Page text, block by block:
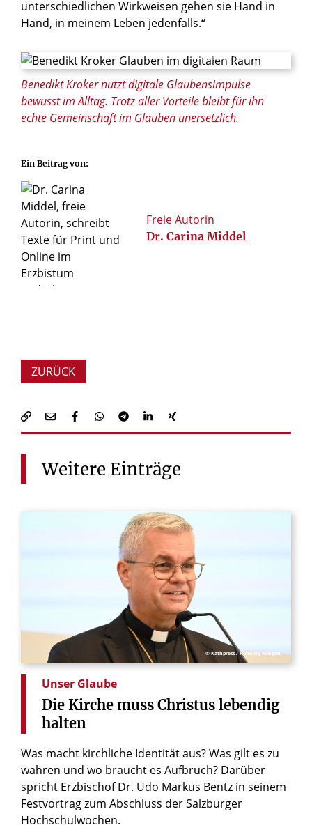
© Ralf Litera / Erzbistum Paderborn
Benedikt Kroker nutzt digitale Glaubensimpulse
bewusst im Alltag. Trotz aller Vorteile bleibt für ihn
echte Gemeinschaft im Glauben unersetzlich.
unterschiedlichen Wirkweisen gehen sie Hand in
Hand, in meinem Leben jedenfalls.“
Ein Beitrag von:
Freie Autorin
Dr. Carina Middel
ZURÜCK
Weitere Einträge
© Kathpress / Henning Klingen
Unser Glaube
Die Kirche muss Christus lebendig
halten
Was macht kirchliche Identität aus? Was gilt es zu
wahren und wo braucht es Aufbruch? Darüber
spricht Erzbischof Dr. Udo Markus Bentz in seinem
Festvortrag zum Abschluss der Salzburger
Hochschulwochen.